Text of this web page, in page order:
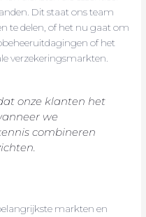
Dit staat ons team
te delen, of het nu gaat om
of het
verzekeringsmarkten.
onze klanten het
we
combineren
markten en